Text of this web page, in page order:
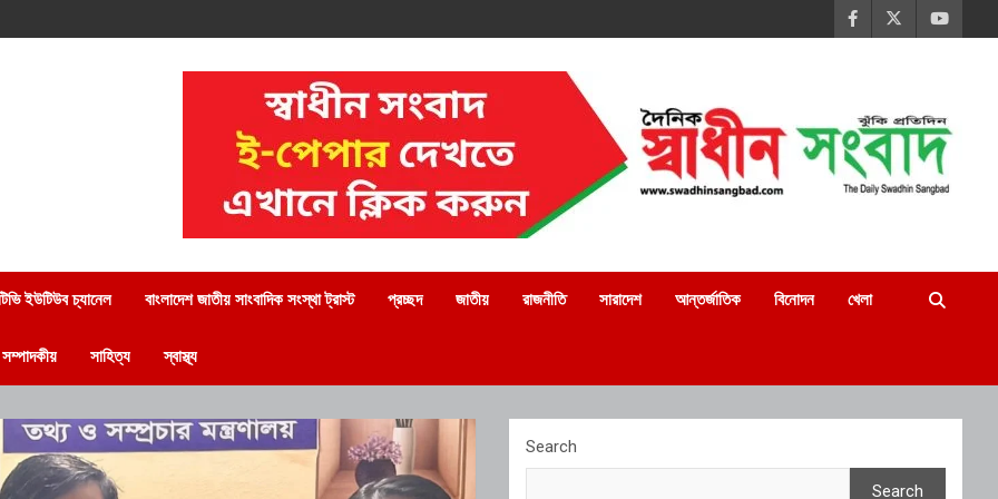
ইউটিউব চ্যানেল বাংলাদেশ জাতীয় সাংবাদিক সংস্থা ট্রাস্ট প্রচ্ছদ জাতীয় রাজনীতি সারাদেশ আন্তর্জাতিক বিনোদন খেলা
সম্পাদকীয় সাহিত্য স্বাস্থ্য
Search
Search